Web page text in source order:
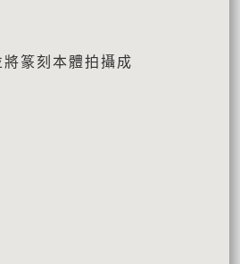
篆刻本體拍攝成